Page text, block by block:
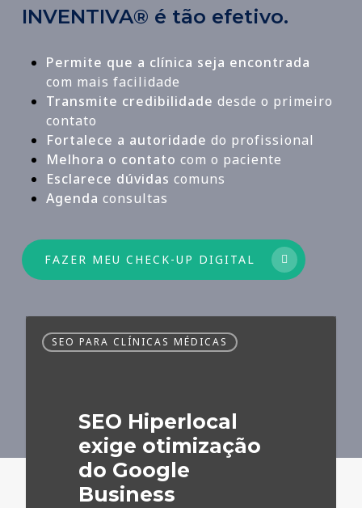
INVENTIVA® é tão efetivo.
Permite que a clínica seja encontrada
com mais facilidade
Transmite credibilidade desde o primeiro
contato
Fortalece a autoridade do profissional
Melhora o contato com o paciente
Esclarece dúvidas comuns
Agenda consultas
FAZER MEU CHECK-UP DIGITAL
Hiperlocal
Business
SEO PARA CLÍNICAS MÉDICAS
SEO Hiperlocal
exige otimização
do Google
Business